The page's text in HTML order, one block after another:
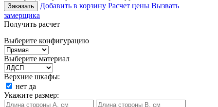
Заказать Добавить в корзину Расчет цены Вызвать
замерщика
Получить расчет
Выберите конфигурацию
Выберите материал
Верхние шкафы:
нет да
Укажите размер: